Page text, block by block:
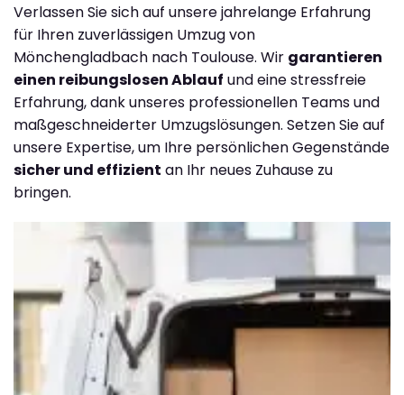
Verlassen Sie sich auf unsere jahrelange Erfahrung
für Ihren zuverlässigen Umzug von
Mönchengladbach nach Toulouse. Wir garantieren
einen reibungslosen Ablauf und eine stressfreie
Erfahrung, dank unseres professionellen Teams und
maßgeschneiderter Umzugslösungen. Setzen Sie auf
unsere Expertise, um Ihre persönlichen Gegenstände
sicher und effizient an Ihr neues Zuhause zu
bringen.